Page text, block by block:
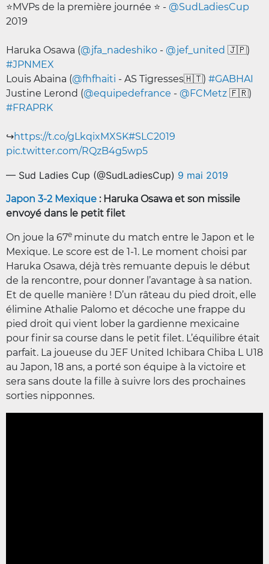
⭐️MVPs de la première journée ⭐️ - @SudLadiesCup
2019
Haruka Osawa (@jfa_nadeshiko - @jef_united 🇯🇵)
#JPNMEX
Louis Abaina (@fhfhaiti - AS Tigresses🇭🇹) #GABHAI
Justine Lerond (@equipedefrance - @FCMetz 🇫🇷)
#FRAPRK
↪️https://t.co/gLkqixMXSK#SLC2019
pic.twitter.com/RQzB4g5wp5
— Sud Ladies Cup (@SudLadiesCup) 9 mai 2019
Japon 3-2 Mexique : Haruka Osawa et son missile
envoyé dans le petit filet
On joue la 67e minute du match entre le Japon et le
Mexique. Le score est de 1-1. Le moment choisi par
Haruka Osawa, déjà très remuante depuis le début
de la rencontre, pour donner l’avantage à sa nation.
Et de quelle manière ! D’un râteau du pied droit, elle
élimine Athalie Palomo et décoche une frappe du
pied droit qui vient lober la gardienne mexicaine
pour finir sa course dans le petit filet. L’équilibre était
parfait. La joueuse du JEF United Ichibara Chiba L U18
au Japon, 18 ans, a porté son équipe à la victoire et
sera sans doute la fille à suivre lors des prochaines
sorties nipponnes.